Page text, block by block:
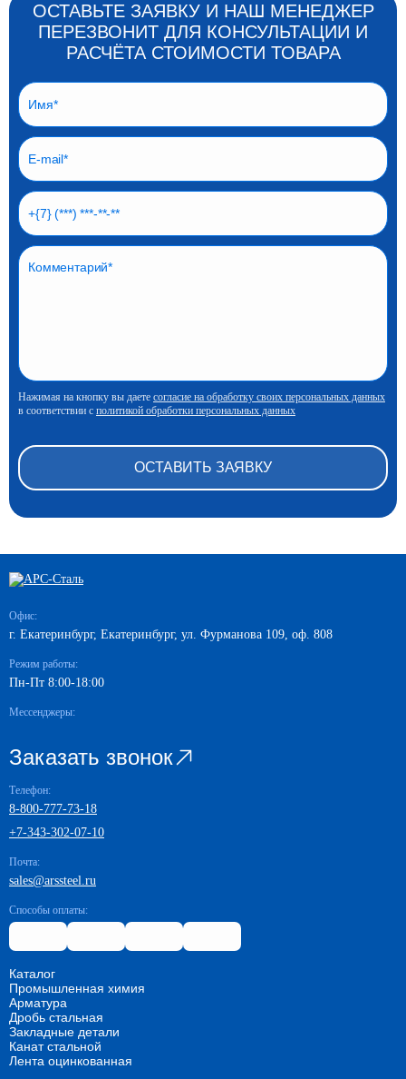
ОСТАВЬТЕ ЗАЯВКУ И НАШ МЕНЕДЖЕР
ПЕРЕЗВОНИТ ДЛЯ КОНСУЛЬТАЦИИ И
РАСЧЁТА СТОИМОСТИ ТОВАРА
Нажимая на кнопку вы даете согласие на обработку своих персональных данных
в соответствии с политикой обработки персональных данных
Офис:
г. Екатеринбург, Екатеринбург, ул. Фурманова 109, оф. 808
Режим работы:
Пн-Пт 8:00-18:00
Мессенджеры:
Заказать звонок
Телефон:
8-800-777-73-18
+7-343-302-07-10
Почта:
sales@arssteel.ru
Способы оплаты:
Каталог
Промышленная химия
Арматура
Дробь стальная
Закладные детали
Канат стальной
Лента оцинкованная